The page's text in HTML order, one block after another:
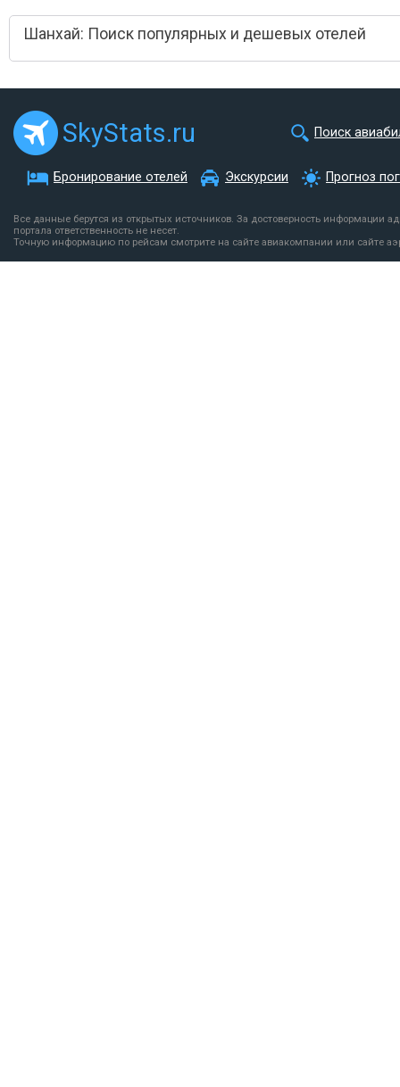
Шанхай: Поиск популярных и дешевых отелей
SkyStats.ru Поиск
Бронирование отелей Экскурсии Прогноз
Все данные берутся из открытых источников. За достоверность информации
портала ответственность не несет.
Точную информацию по рейсам смотрите на сайте авиакомпании или сайте